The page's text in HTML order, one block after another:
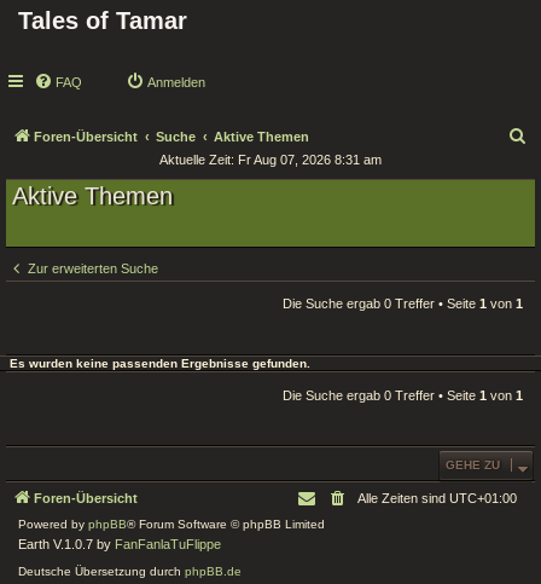
Tales of Tamar
FAQ Anmelden
Foren-Übersicht Suche Aktive Themen
e
Aktuelle Zeit: Fr Aug 07, 2026 8:31 am
Aktive Themen
Zur erweiterten Suche
Die Suche ergab 0 Treffer • Seite 1 von 1
Es wurden keine passenden Ergebnisse gefunden.
Die Suche ergab 0 Treffer • Seite 1 von 1
GEHE ZU
Foren-Übersicht Alle Zeiten sind UTC+01:00
Powered by phpBB® Forum Software © phpBB Limited
Earth V.1.0.7 by FanFanlaTuFlippe
Deutsche Übersetzung durch phpBB.de